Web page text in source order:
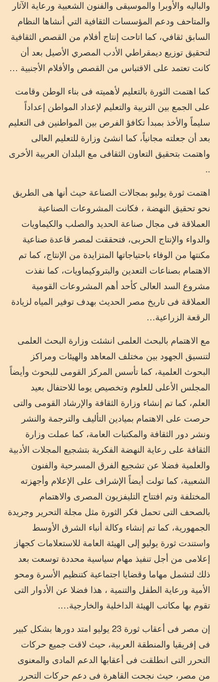
والباليه والأوبرا والموسيقى والفنون الشعبية ورعاية الآثار
والمتاحف ودعم المؤسسات الثقافية التي أنشاها النظام
السابق ثقافي، كما اتاحت إنتاج أفلام من القصص الثقافية
لتحقيق توزيع ديمقراطي الأدب المصري الأصيل بعد أن
كانت تعتمد على الاقتباس من القصص والأفلام الأجنبية …
كما اهتمت الثورة بالتعليم لأهميته فى بناء الوطن وقامت
على الجمع بين التربية والتعليم لإعداد المواطن إعداداً
سليماً والأخذ بمبدأ تكافؤ الفرص بين المواطنين فى التعليم
بعد أن جعلته مجانياً، كما انشئ وزارة للتعليم العالى
واهتمت بتحقيق التعاون الثقافى مع البلدان العربية الأخرى
..
اهتمت ثورة يوليو بمجالات الصناعة حيث أنها هى الطريق
نحو تحقيق النهضة ، فكانت المشروعات الصناعية
العملاقة فى مجال صناعة الحديد والصلب والكيماويات
والدواء والإنتاج الحربى، فتحققت لمصر قاعدة صناعية
مكنتها من الوفاء باحتياجاتها المتزايدة من الإنتاج، كما تم
الاهتمام بصناعات التعدين والبتروكيماويات، كما نفذت
مشروع السد العالى كأحد أهم المشروعات القومية
العملاقة فى تاريخ مصر الحديث بهدف توفير المياه لزيادة
الرقعة الزراعية…
مع الاهتمام بالبحث العلمى انشئت وزارة البحث العلمى
لتنسيق الجهود بين مختلف المعاهد والهيئات ومراكز
البحوث العلمية، كما تأسس المركز القومى للبحوث وأيضاً
المجلس الأعلى للعلوم وتخصيص يوما للاحتفال بعيد
العلم، كما تم إنشاء وزارة الثقافة والإرشاد القومى والتى
حرصت على الاهتمام بميادين التأليف والترجمة والنشر
ونشر دور الثقافة والمكتبات العامة، كما عملت وزارة
الثقافة على رعاية النهضة الفكرية بتشجيع المجلات الأدبية
والعلمية فضلا عن تشجيع الفرق المسرحية والفنون
الشعبية، كما تولت أيضاً الإشراف على الإعلام وأجهزته
المختلفة وتم افتتاح التليفزيون المصرى والاهتمام
بالصحف التى تحمل فكر الثورة مثل مجلة التحرير وجريدة
الجمهورية، كما تم إنشاء وكالة أنباء الشرق الأوسط
واستندت ثورة يوليو إلى الهيئة العامة للاستعلامات كجهاز
إعلامى من أجل تنفيذ مهام سياسية محددة توسعت بعد
ذلك لتشمل مهاما وقضايا اجتماعية كتنظيم الأسرة ومحو
الأمية ورعاية الطفل والتنمية ، هذا فضلا عن الأدوار التى
تقوم بها مكاتب الهيئة الداخلية والخارجية….
إن مصر فى أعقاب ثورة 23 يوليو امتد دورها بشكل كبير
فى إفريقيا والمنطقة العربية، حيث لاقت جميع حركات
التحرر التى انطلقت فى أعقابها الدعم المادى والمعنوى
من مصر، حيث نجحت القاهرة فى دعم حركات التحرر